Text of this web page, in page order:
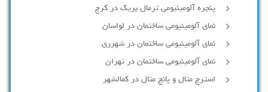
پنجره آلومینیومی ترمال بریک در کرج
نمای آلومینیومی ساختمان در لواسان
نمای آلومینیومی ساختمان در شهرری
نمای آلومینیومی ساختمان در تهران
استرچ متال و پانچ متال در کمالشهر